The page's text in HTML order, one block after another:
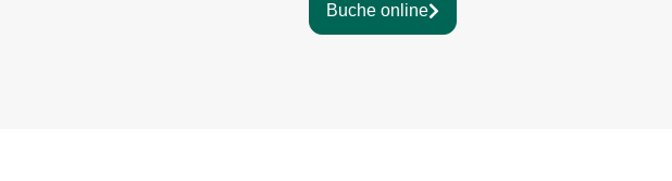
Buche online